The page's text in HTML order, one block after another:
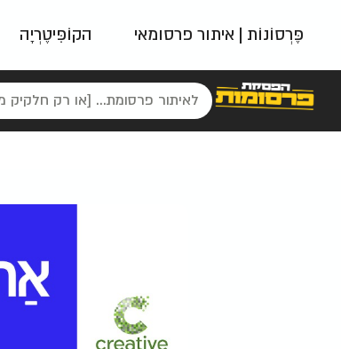
פֶּרְסוֹנוֹת | איתור פרסומאי הקוֹפִּיטֶרְיָה
פאשן
ניינטיז